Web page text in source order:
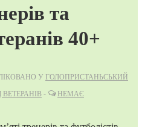
та
40+
У ГОЛОПРИСТАНЬСЬКИЙ
НЕМАЄ